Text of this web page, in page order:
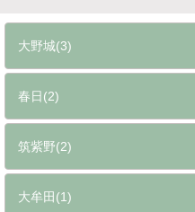
大野城(3)
春日(2)
筑紫野(2)
大牟田(1)